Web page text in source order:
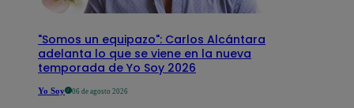
"Somos un equipazo": Carlos Alcántara
adelanta lo que se viene en la nueva
temporada de Yo Soy 2026
Yo Soy 06 de agosto 2026